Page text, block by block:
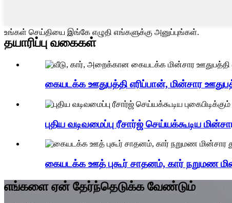
உங்கள் செய்தியை இங்கே எழுதி எங்களுக்கு அனுப்புங்கள்.
தயாரிப்பு வகைகள்
கையடக்க ஊதுபத்தி எரிப்பான், மின்சார
புதிய வடிவமைப்பு ரீசார்ஜ் செய்யக்கூடிய
கையடக்க ஊத் புகூர் சாதனம், கார் நறுமண
எங்களை ஏன் தேர்ந்தெடுக்க வேண்டும்